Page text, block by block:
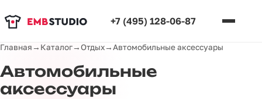
+7 (495) 128-06-87
Главная→ Каталог→Отдых→Автомобильные аксессуары
Автомобильные
аксессуары